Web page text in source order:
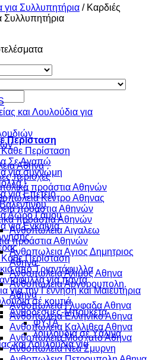
Περίσταση
Περίσταση
Σε Αγαπώ
για συγνώμη
!
γιά Επέτειο
Δώρο Γάμου
για Εγκαίνια
Περίσταση
από Τριαντάφυλλα
για πάντα
για την Γέννηση και Μαιευτήρια
σέ κουτιά
Ανθοδέσμες-Μπουκέτα
ΦΥΤΑ
λουλούδια σέ Υάλινα
και Λουλούδια για
για Συλλυπητήρια /Καρδιές
Συλλυπητήρια
και Λουλούδια για
Αθηνα
περιοχες
προάστια Αθηνών
Κεντρο Αθηνας
προάστια Αθηνών
προάστια Αθηνών
Ανθοπωλεια Αιγαλεω
προάστια Αθηνών
Ανθοπωλεια Αγιος Δημητριος
Αθηνα
Ανθοπωλεια Αλιμος Αθηνα
Ανθοπωλεια Αργυρουπολη
Αθηνα
Ανθοπωλεια Γλυφαδα Αθηνα
Ανθοπωλεια Ελληνικο Αθηνα
Ανθοπωλεια Καλλιθεα Αθηνα
Ανθοπωλεια Μοσχατο Αθηνα
Ανθοπωλεια Νεα Σμυρνη